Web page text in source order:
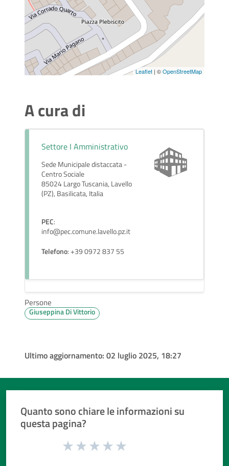
Leaflet | ©OpenStreetMap
A cura di
Settore I Amministrativo
Sede Municipale distaccata -
Centro Sociale
85024 Largo Tuscania, Lavello
(PZ), Basilicata, Italia
PEC:
info@pec.comune.lavello.pz.it
Telefono: +39 0972 837 55
Persone
Giuseppina Di Vittorio
Ultimo aggiornamento: 02 luglio 2025, 18:27
Quanto sono chiare le informazioni su
questa pagina?
Valuta da 1 a 5 stelle la pagina